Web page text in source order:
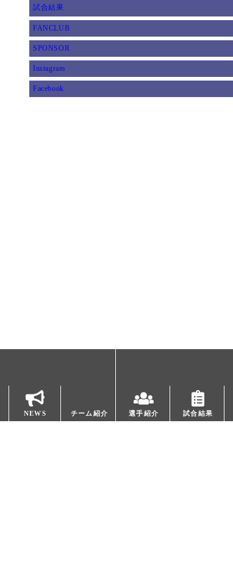
試合結果
FANCLUB
SPONSOR
Instagram
Facebook
NEWS チーム紹介 選手紹介 試合結果